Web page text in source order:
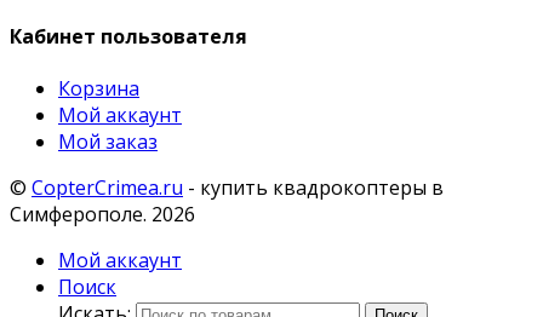
Кабинет пользователя
Корзина
Мой аккаунт
Мой заказ
© CopterCrimea.ru - купить квадрокоптеры в
Симферополе. 2026
Мой аккаунт
Поиск